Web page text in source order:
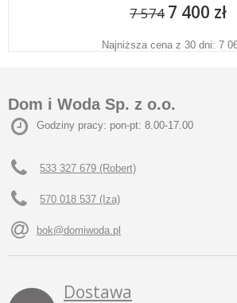
7 574 7 400 zł
Najniższa cena z 30 dni: 7
Dom i Woda Sp. z o.o.
Godziny pracy: pon-pt: 8.00-17.00
533 327 679 (Robert)
570 018 537 (Iza)
bok@domiwoda.pl
Dostawa